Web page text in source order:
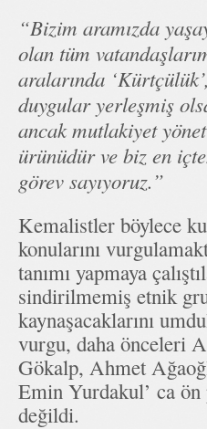
“Bizim aramızda
olan tüm
aralarında
duygular yerleşmiş
ancak mutlakiyet
ürünüdür ve biz en
görev sayıyoruz.”
Kemalistler böylece
konularını
tanımı yapmaya
sindirilmemiş etnik
kaynaşacaklarını
vurgu, daha önceleri
Gökalp, Ahmet
Emin Yurdakul’ ca ön
değildi.